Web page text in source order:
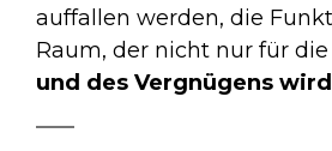
auffallen werden, die
Raum, der nicht nur für
und des Vergnügens